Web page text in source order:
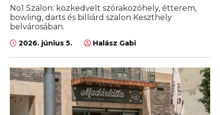
No1 Szalon: közkedvelt szórakozóhely, étterem,
bowling, darts és billiárd szalon Keszthely
belvárosában.
2026. június 5. Halász Gabi